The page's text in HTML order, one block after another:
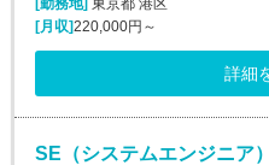
[勤務地] 東京都 港区
[月収]220,000円～
詳細
SE（システムエンジニア